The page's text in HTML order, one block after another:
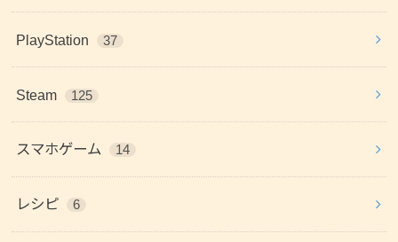
PlayStation 37
Steam 125
スマホゲーム 14
レシピ 6